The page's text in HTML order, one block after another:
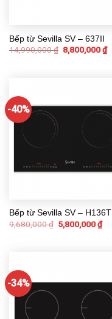
Bếp từ Sevilla SV – 637II
14,990,000₫ 8,800,000₫
-40%
Bếp từ Sevilla SV – H136T
9,680,000₫ 5,800,000₫
-34%